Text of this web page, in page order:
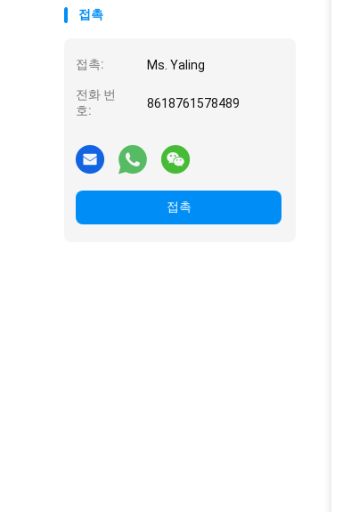
접촉
접촉: Ms. Yaling
전화 번
호:
8618761578489
접촉